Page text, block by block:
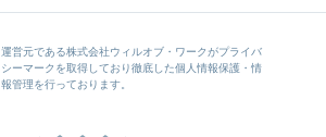
運営元である株式会社ウィルオブ・ワークがプライバ
シーマークを取得しており徹底した個人情報保護・情
報管理を行っております。